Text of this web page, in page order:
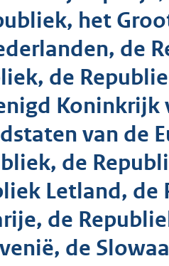
het
de
de
van de
de
Letland,
de
de